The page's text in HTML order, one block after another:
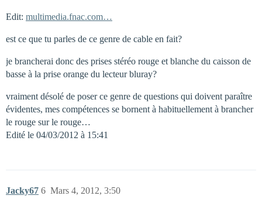
Edit: multimedia.fnac.com…
est ce que tu parles de ce genre de cable en fait?
je brancherai donc des prises stéréo rouge et blanche du caisson de
basse à la prise orange du lecteur bluray?
vraiment désolé de poser ce genre de questions qui doivent paraître
évidentes, mes compétences se bornent à habituellement à brancher
le rouge sur le rouge…
Edité le 04/03/2012 à 15:41
Jacky67 Mars 4, 2012, 3:50
6